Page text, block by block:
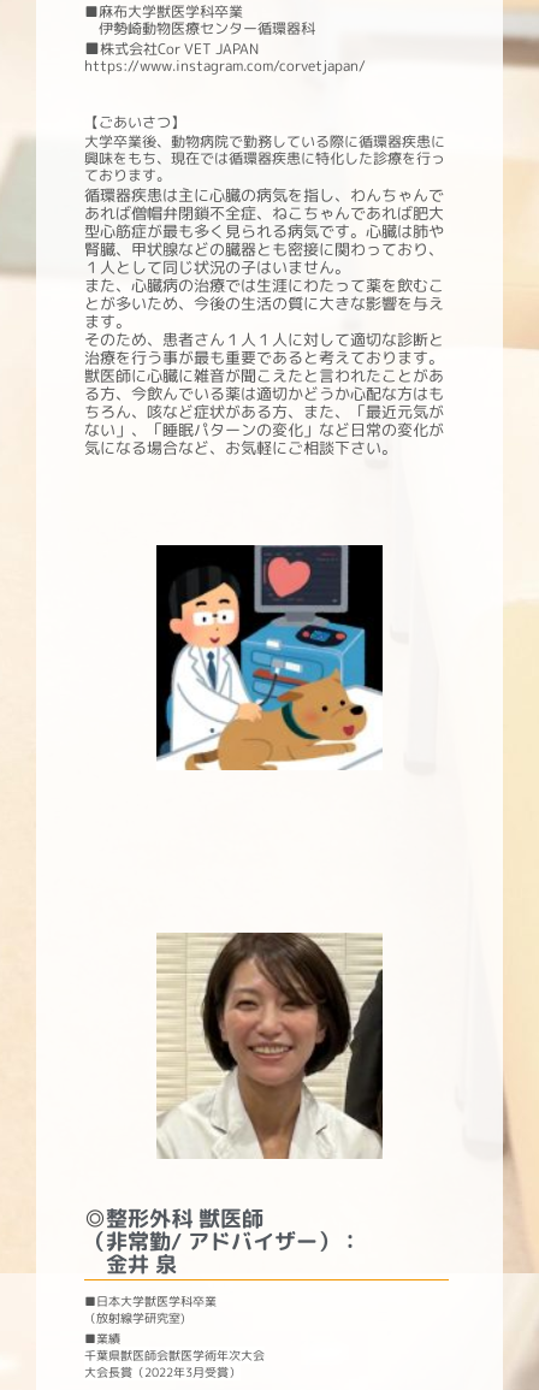
■麻布大学獣医学科卒業
伊勢崎動物医療センター循環器科
■株式会社Cor VET JAPAN
https://www.instagram.com/corvetjapan/
【ごあいさつ】
大学卒業後、動物病院で勤務している際に循環器疾患に
興味をもち、現在では循環器疾患に特化した診療を行っ
ております。
循環器疾患は主に心臓の病気を指し、わんちゃんで
あれば僧帽弁閉鎖不全症、ねこちゃんであれば肥大
型心筋症が最も多く見られる病気です。心臓は肺や
腎臓、甲状腺などの臓器とも密接に関わっており、
１人として同じ状況の子はいません。
また、心臓病の治療では生涯にわたって薬を飲むこ
とが多いため、今後の生活の質に大きな影響を与え
ます。
そのため、患者さん１人１人に対して適切な診断と
治療を行う事が最も重要であると考えております。
獣医師に心臓に雑音が聞こえたと言われたことがあ
る方、今飲んでいる薬は適切かどうか心配な方はも
ちろん、咳など症状がある方、また、「最近元気が
ない」、「睡眠パターンの変化」など日常の変化が
気になる場合など、お気軽にご相談下さい。
◎整形外科 獣医師
（非常勤/ アドバイザー）：
金井 泉
■日本大学獣医学科卒業
（放射線学研究室)
■業績
千葉県獣医師会獣医学術年次大会
大会長賞（2022年3月受賞）